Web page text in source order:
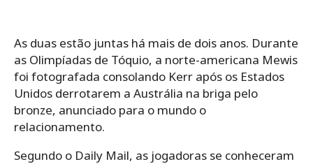
As duas estão juntas há mais de dois anos. Durante
as Olimpíadas de Tóquio, a norte-americana Mewis
foi fotografada consolando Kerr após os Estados
Unidos derrotarem a Austrália na briga pelo
bronze, anunciado para o mundo o
relacionamento.
Segundo o Daily Mail, as jogadoras se conheceram